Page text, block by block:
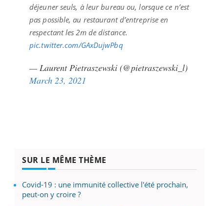
déjeuner seuls, à leur bureau ou, lorsque ce n’est
pas possible, au restaurant d’entreprise en
respectant les 2m de distance.
pic.twitter.com/GAxDujwPbq
— Laurent Pietraszewski (@pietraszewski_l)
March 23, 2021
SUR LE MÊME THÈME
Covid-19 : une immunité collective l'été prochain,
peut-on y croire ?